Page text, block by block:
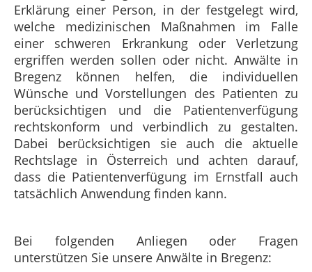
Erklärung einer Person, in der festgelegt wird,
welche medizinischen Maßnahmen im Falle
einer schweren Erkrankung oder Verletzung
ergriffen werden sollen oder nicht. Anwälte in
Bregenz können helfen, die individuellen
Wünsche und Vorstellungen des Patienten zu
berücksichtigen und die Patientenverfügung
rechtskonform und verbindlich zu gestalten.
Dabei berücksichtigen sie auch die aktuelle
Rechtslage in Österreich und achten darauf,
dass die Patientenverfügung im Ernstfall auch
tatsächlich Anwendung finden kann.
Bei folgenden Anliegen oder Fragen
unterstützen Sie unsere Anwälte in Bregenz: